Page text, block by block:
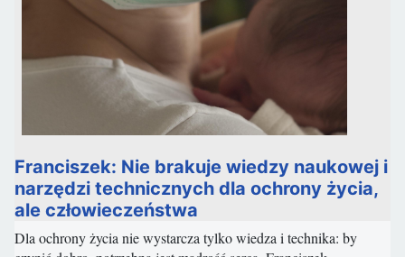
Franciszek: Nie brakuje wiedzy naukowej i
narzędzi technicznych dla ochrony życia,
ale człowieczeństwa
Dla ochrony życia nie wystarcza tylko wiedza i technika: by